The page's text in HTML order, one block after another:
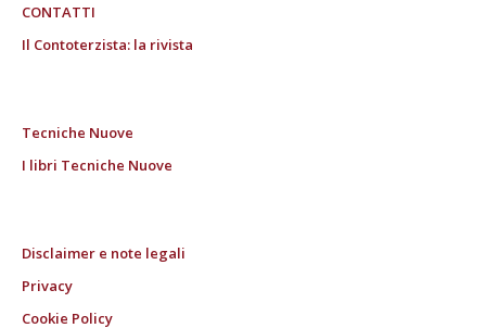
CONTATTI
Il Contoterzista: la rivista
Tecniche Nuove
I libri Tecniche Nuove
Disclaimer e note legali
Privacy
Cookie Policy